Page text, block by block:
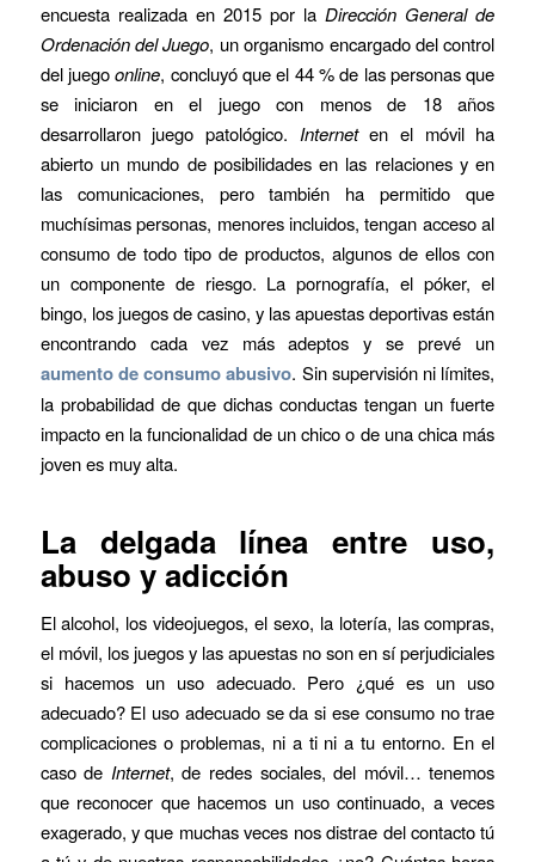
encuesta realizada en 2015 por laDirección General de
Ordenación del Juego, un organismo encargado del control
del juegoonline, concluyó que el 44 % de las personas que
se iniciaron en el juego con menos de 18 años
desarrollaron juego patológico. Interneten el móvil ha
abierto un mundo de posibilidades en las relaciones y en
las comunicaciones, pero también ha permitido que
muchísimas personas, menores incluidos, tengan acceso al
consumo de todo tipo de productos, algunos de ellos con
un componente de riesgo. La pornografía, el póker, el
bingo, los juegos de casino, y las apuestas deportivas están
encontrando cada vez más adeptos y se prevé un
aumento de consumo abusivo. Sin supervisión ni límites,
la probabilidad de que dichas conductas tengan un fuerte
impacto en la funcionalidad de un chico o de una chica más
joven es muy alta.
La delgada línea entre uso,
abuso y adicción
El alcohol, los videojuegos, el sexo, la lotería, las compras,
el móvil, los juegos y las apuestas no son en sí perjudiciales
si hacemos un uso adecuado. Pero ¿qué es un uso
adecuado? El uso adecuado se da si ese consumo no trae
complicaciones o problemas, ni a ti ni a tu entorno. En el
caso de Internet, de redes sociales, del móvil… tenemos
que reconocer que hacemos un uso continuado, a veces
exagerado, y que muchas veces nos distrae del contacto tú